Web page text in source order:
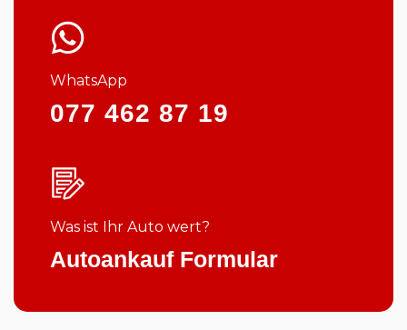
WhatsApp
077 462 87 19
Was ist Ihr Auto wert?
Autoankauf Formular